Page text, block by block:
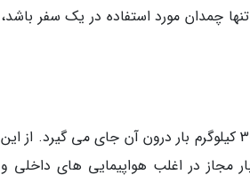
تنها چمدان مورد استفاده در یک سفر باشد،
چمدان مدیوم یا همان چمدان سایز میانه، چمدانی است که به طور معمول 20 تا 30 کیلوگرم بار درون آن جای می گیرد. از این
مجاز در اغلب هواپیمایی های داخلی و